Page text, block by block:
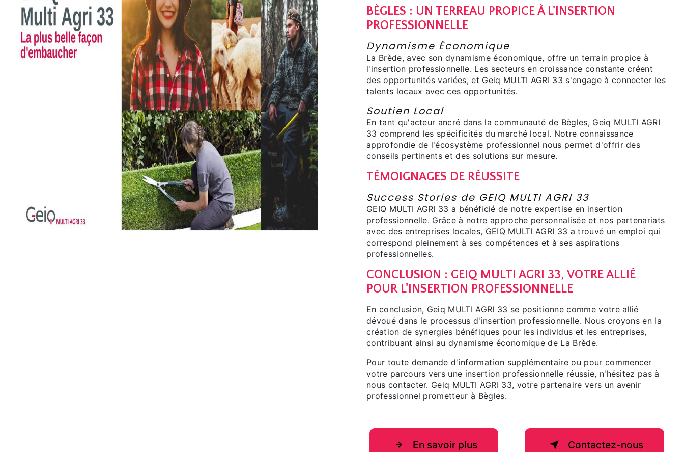
BÈGLES : UN TERREAU PROPICE À L'INSERTION
PROFESSIONNELLE
Dynamisme Économique
La Brède, avec son dynamisme économique, offre un terrain propice à
l'insertion professionnelle. Les secteurs en croissance constante créent
des opportunités variées, et Geiq MULTI AGRI 33 s'engage à connecter les
talents locaux avec ces opportunités.
Soutien Local
En tant qu'acteur ancré dans la communauté de Bègles, Geiq MULTI AGRI
33 comprend les spécificités du marché local. Notre connaissance
approfondie de l'écosystème professionnel nous permet d'offrir des
conseils pertinents et des solutions sur mesure.
TÉMOIGNAGES DE RÉUSSITE
Success Stories de GEIQ MULTI AGRI 33
GEIQ MULTI AGRI 33 a bénéficié de notre expertise en insertion
professionnelle. Grâce à notre approche personnalisée et nos partenariats
avec des entreprises locales, GEIQ MULTI AGRI 33 a trouvé un emploi qui
correspond pleinement à ses compétences et à ses aspirations
professionnelles.
CONCLUSION : GEIQ MULTI AGRI 33, VOTRE ALLIÉ
POUR L'INSERTION PROFESSIONNELLE
En conclusion, Geiq MULTI AGRI 33 se positionne comme votre allié
dévoué dans le processus d'insertion professionnelle. Nous croyons en la
création de synergies bénéfiques pour les individus et les entreprises,
contribuant ainsi au dynamisme économique de La Brède.
Pour toute demande d'information supplémentaire ou pour commencer
votre parcours vers une insertion professionnelle réussie, n'hésitez pas à
nous contacter. Geiq MULTI AGRI 33, votre partenaire vers un avenir
professionnel prometteur à Bègles.
En savoir plus Contactez-nous